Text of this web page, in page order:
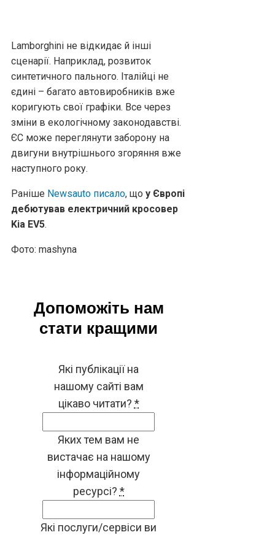
Lamborghini не відкидає й інші
сценарії. Наприклад, розвиток
синтетичного пального. Італійці не
єдині – багато автовиробників вже
коригують свої графіки. Все через
зміни в екологічному законодавстві.
ЄС може переглянути заборону на
двигуни внутрішнього згоряння вже
наступного року.
Раніше Newsauto писало, що у Європі
дебютував електричний кросовер
Kia EV5.
Фото: mashyna
Допоможіть нам
стати кращими
Які публікації на
нашому сайті вам
цікаво читати? *
Яких тем вам не
вистачає на нашому
інформаційному
ресурсі? *
Які послуги/сервіси ви